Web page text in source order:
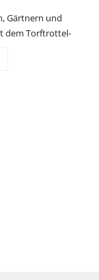
Gärtnern und
dem Torftrottel-